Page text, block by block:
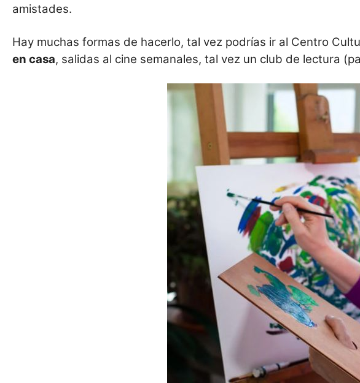
amistades.
Hay muchas formas de hacerlo, tal vez podrías ir al Centro
en casa, salidas al cine semanales, tal vez un club de lectura